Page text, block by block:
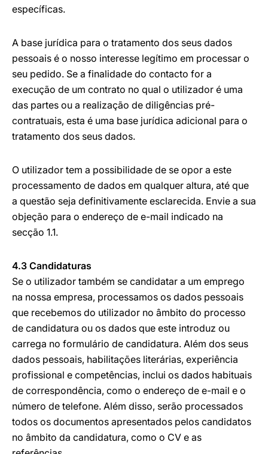
específicas.
A base jurídica para o tratamento dos seus dados
pessoais é o nosso interesse legítimo em processar o
seu pedido. Se a finalidade do contacto for a
execução de um contrato no qual o utilizador é uma
das partes ou a realização de diligências pré-
contratuais, esta é uma base jurídica adicional para o
tratamento dos seus dados.
O utilizador tem a possibilidade de se opor a este
processamento de dados em qualquer altura, até que
a questão seja definitivamente esclarecida. Envie a sua
objeção para o endereço de e-mail indicado na
secção 1.1.
4.3 Candidaturas
Se o utilizador também se candidatar a um emprego
na nossa empresa, processamos os dados pessoais
que recebemos do utilizador no âmbito do processo
de candidatura ou os dados que este introduz ou
carrega no formulário de candidatura. Além dos seus
dados pessoais, habilitações literárias, experiência
profissional e competências, inclui os dados habituais
de correspondência, como o endereço de e-mail e o
número de telefone. Além disso, serão processados
todos os documentos apresentados pelos candidatos
no âmbito da candidatura, como o CV e as